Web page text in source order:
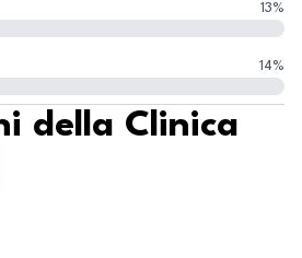
13%
14%
della Clinica